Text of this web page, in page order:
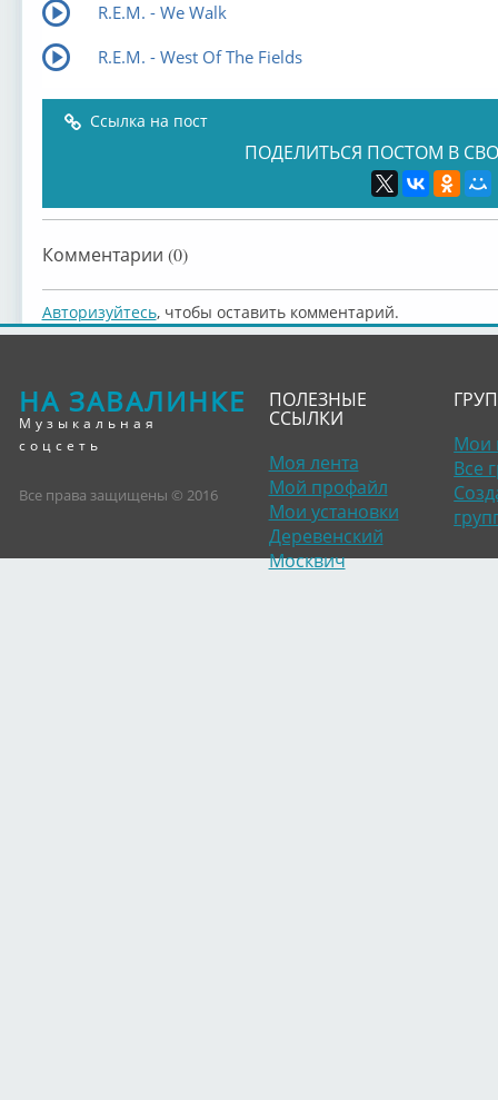
R.E.M. - We Walk
R.E.M. - West Of The Fields
Ссылка на пост
ПОДЕЛИТЬСЯ ПОСТОМ В
Комментарии (0)
Авторизуйтесь, чтобы оставить комментарий.
НА ЗАВАЛИНКЕ
Музыкальная
соцсеть
Все права защищены © 2016
ПОЛЕЗНЫЕ
ССЫЛКИ
Моя лента
Мой профайл
Мои установки
Деревенский
Москвич
Мои
Все